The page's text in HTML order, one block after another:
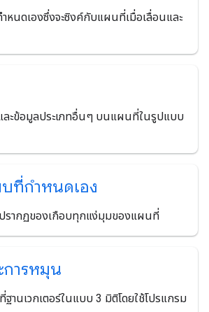
หนดเองซึ่งจะซิงค์กับแผนที่เมื่อเลื่อนและ
ละข้อมูลประเภทอื่นๆ บนแผนที่ในรูปแบบ
ที่กำหนดเอง
ากฏของเกือบทุกแง่มุมของแผนที่
การหมุน
านเวกเตอร์ในแบบ 3 มิติโดยใช้โปรแกรม